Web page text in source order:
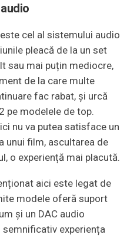
cel al sistemului audio
pleacă de la un set
sau mai puțin mediocre,
de la care multe
fac rabat, și urcă
pe modelele de top.
nu va putea satisface un
unui film, ascultarea de
o experiență mai placută.
aici este legat de
modele oferă suport
și un DAC audio
experiența